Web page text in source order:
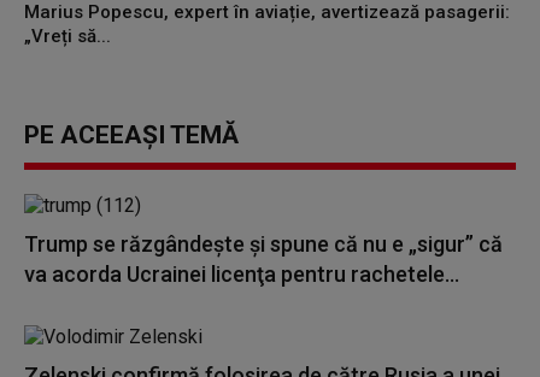
Marius Popescu, expert în aviație, avertizează pasagerii:
„Vreți să...
PE ACEEAȘI TEMĂ
Trump se răzgândește și spune că nu e „sigur” că
va acorda Ucrainei licenţa pentru rachetele...